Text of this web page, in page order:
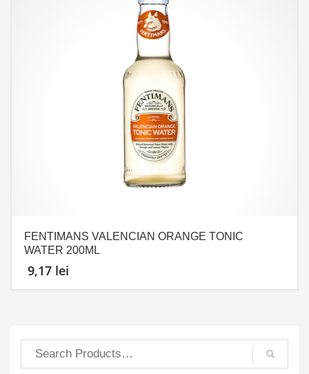
FENTIMANS VALENCIAN ORANGE TONIC
WATER 200ML
9,17 lei